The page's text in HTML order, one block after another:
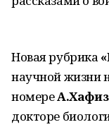
Новая рубрика
научной жизни
номере
докторе